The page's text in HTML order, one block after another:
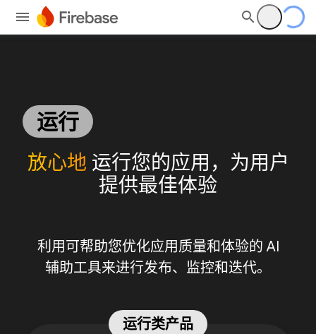
运行
放心地 运行您的应用，为用户
提供最佳体验
利用可帮助您优化应用质量和体验的 AI
辅助工具来进行发布、监控和迭代。
运行类产品